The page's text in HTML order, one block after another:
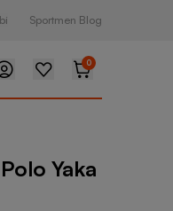
Sportmen Blog
0
Yaka